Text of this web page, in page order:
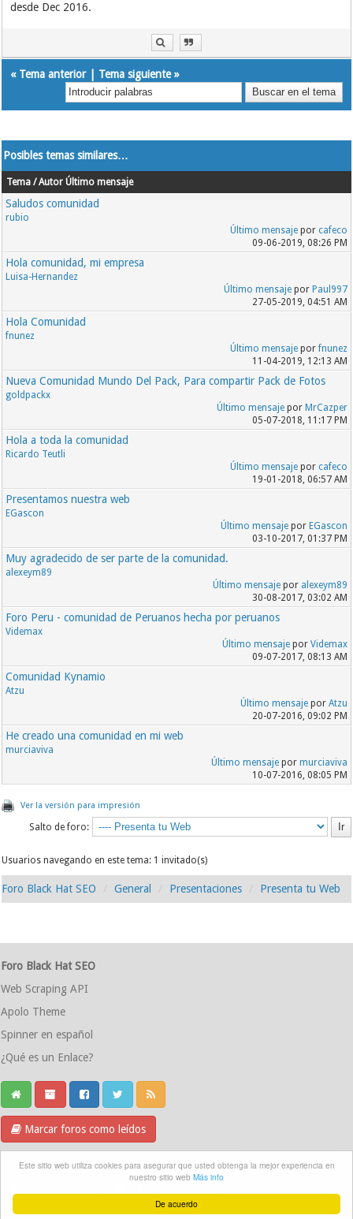
De acuerdo
Este sitio web utiliza cookies para asegurar que usted obtenga la mejor experiencia en
nuestro sitio web Más info
desde Dec 2016.
« Tema anterior| Tema siguiente»
Posibles temas similares…
Tema / Autor Último mensaje
Saludos comunidad
rubio
Último mensajepor cafeco
09-06-2019, 08:26 PM
Hola comunidad, mi empresa
Luisa-Hernandez
Último mensajepor Paul997
27-05-2019, 04:51 AM
Hola Comunidad
fnunez
Último mensajeporfnunez
11-04-2019, 12:13 AM
Nueva Comunidad Mundo Del Pack, Para compartir Pack de Fotos
goldpackx
Último mensajepor MrCazper
05-07-2018, 11:17 PM
Hola a toda la comunidad
Ricardo Teutli
Último mensajepor cafeco
19-01-2018, 06:57 AM
Presentamos nuestra web
EGascon
Último mensajepor EGascon
03-10-2017, 01:37 PM
Muy agradecido de ser parte de la comunidad.
alexeym89
Último mensajepor alexeym89
30-08-2017, 03:02 AM
Foro Peru - comunidad de Peruanos hecha por peruanos
Videmax
Último mensajepor Videmax
09-07-2017, 08:13 AM
Comunidad Kynamio
Atzu
Último mensajepor Atzu
20-07-2016, 09:02 PM
He creado una comunidad en mi web
murciaviva
Último mensajepor murciaviva
10-07-2016, 08:05 PM
Ver la versión para impresión
Salto de foro:
Usuarios navegando en este tema: 1 invitado(s)
Foro Black Hat SEO General Presentaciones Presenta tu Web
Foro Black Hat SEO
Web Scraping API
Apolo Theme
Spinner en español
¿Qué es un Enlace?
Marcar foros como leídos
Grupo Telegram